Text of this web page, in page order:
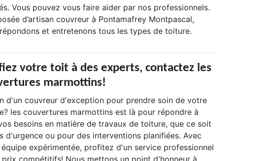
Vous pouvez vous faire aider par nos professionnels.
d’artisan couvreur à Pontamafrey Montpascal,
et entretenons tous les types de toiture.
votre toit à des experts, contactez les
marmottins!
d'un couvreur d'exception pour prendre soin de votre
les couvertures marmottins est là pour répondre à
besoins en matière de travaux de toiture, que ce soit
d'urgence ou pour des interventions planifiées. Avec
expérimentée, profitez d'un service professionnel
prix compétitifs! Nous mettons un point d'honneur à